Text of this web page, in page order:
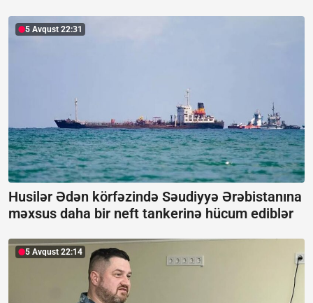
5 Avqust 22:31
Husilər Ədən körfəzində Səudiyyə Ərəbistanına
məxsus daha bir neft tankerinə hücum ediblər
5 Avqust 22:14